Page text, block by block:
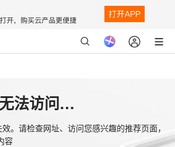
法访问…
。请检查网址、访问您感兴趣的推荐页面，
容